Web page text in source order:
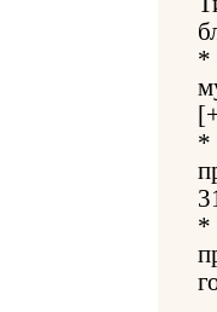
*
*
*